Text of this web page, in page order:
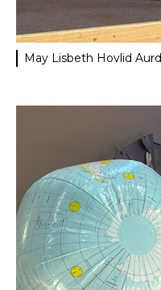
May Lisbeth Hovlid